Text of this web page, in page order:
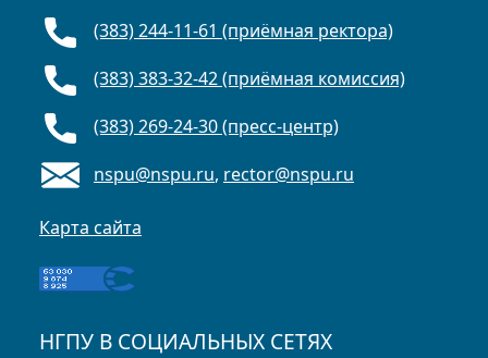
(383) 244-11-61 (приёмная ректора)
(383) 383-32-42 (приёмная комиссия)
(383) 269-24-30 (пресс-центр)
nspu@nspu.ru, rector@nspu.ru
Карта сайта
НГПУ В СОЦИАЛЬНЫХ СЕТЯХ